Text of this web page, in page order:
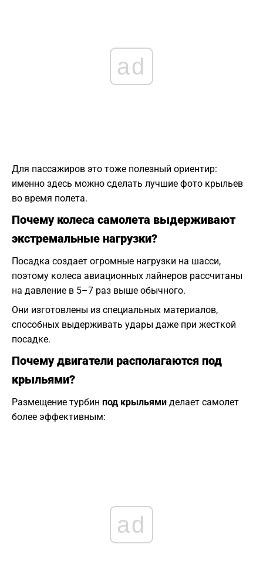
ad
Для пассажиров это тоже полезный ориентир:
именно здесь можно сделать лучшие фото крыльев
во время полета.
Почему колеса самолета выдерживают
экстремальные нагрузки?
Посадка создает огромные нагрузки на шасси,
поэтому колеса авиационных лайнеров рассчитаны
на давление в 5–7 раз выше обычного.
Они изготовлены из специальных материалов,
способных выдерживать удары даже при жесткой
посадке.
Почему двигатели располагаются под
крыльями?
Размещение турбин под крыльями делает самолет
более эффективным:
ad